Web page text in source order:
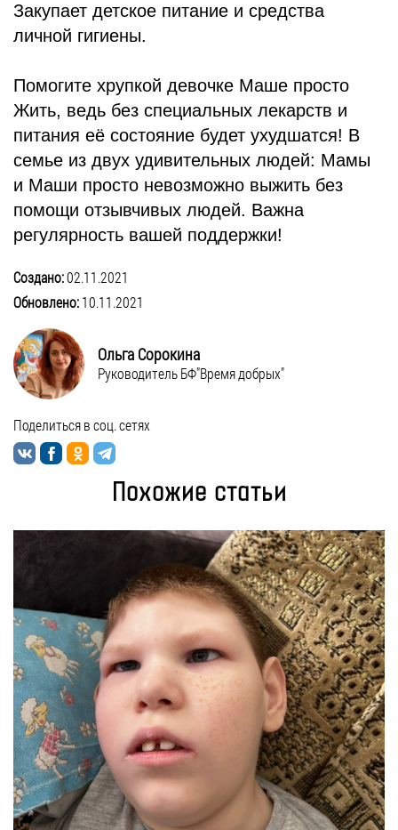
Закупает детское питание и средства
личной гигиены.
Помогите хрупкой девочке Маше просто
Жить, ведь без специальных лекарств и
питания её состояние будет ухудшатся! В
семье из двух удивительных людей: Мамы
и Маши просто невозможно выжить без
помощи отзывчивых людей. Важна
регулярность вашей поддержки!
Создано:02.11.2021
Обновлено:10.11.2021
Ольга Сорокина
Руководитель БФ"Время добрых"
Поделиться в соц. сетях
Похожие статьи